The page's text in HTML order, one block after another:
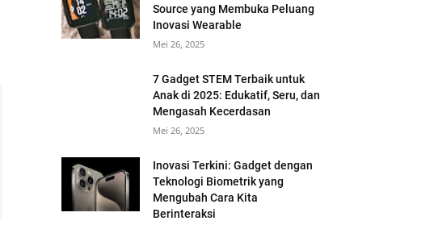
Source yang Membuka Peluang
Inovasi Wearable
Mei 26, 2025
7 Gadget STEM Terbaik untuk
Anak di 2025: Edukatif, Seru, dan
Mengasah Kecerdasan
Mei 26, 2025
Inovasi Terkini: Gadget dengan
Teknologi Biometrik yang
Mengubah Cara Kita
Berinteraksi